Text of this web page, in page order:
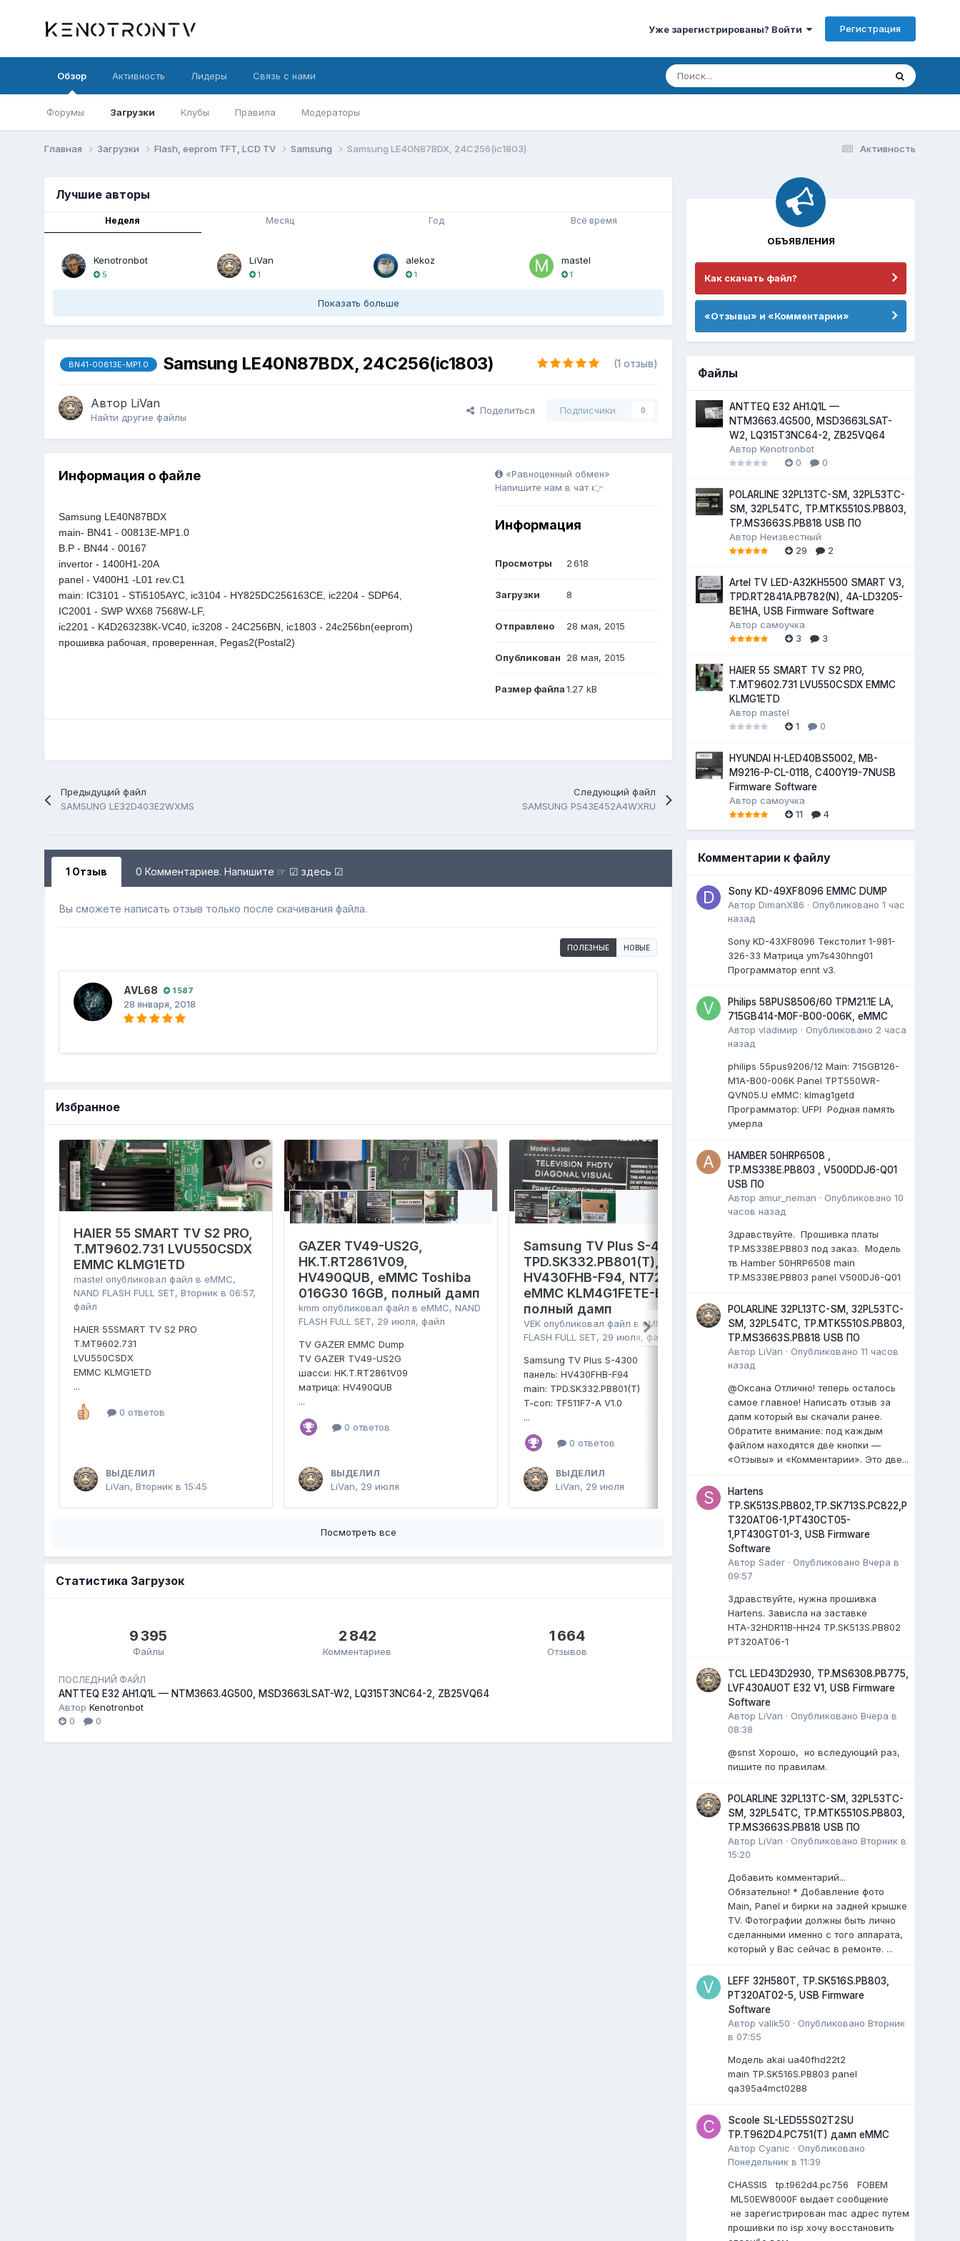
Уже зарегистрированы? Войти Регистрация
Обзор
Форумы Загрузки Клубы Правила Модераторы
Активность Лидеры Связь с нами
Активность
Главная Загрузки Flash, eeprom TFT, LCD TV Samsung Samsung LE40N87BDX, 24C256(ic1803)
Лучшие авторы
Неделя Месяц Год Всё время
Kenotronbot
5
LiVan
1
alekoz
1
mastel
1
Показать больше
BN41-00813E-MP1.0 Samsung LE40N87BDX, 24C256(ic1803) (1 отзыв)
Автор LiVan
Найти другие файлы
Поделиться Подписчики 0
Информация о файле
Samsung LE40N87BDX
main- BN41 - 00813E-MP1.0
B.P - BN44 - 00167
invertor - 1400H1-20A
panel - V400H1 -L01 rev.C1
main: IC3101 - STi5105AYC, ic3104 - HY825DC256163CE, ic2204 - SDP64,
IC2001 - SWP WX68 7568W-LF,
ic2201 - K4D263238K-VC40, ic3208 - 24C256BN, ic1803 - 24c256bn(eeprom)
прошивка рабочая, проверенная, Pegas2(Postal2)
«Равноценный обмен»
Напишите нам в чат 👉
Информация
Просмотры 2 618
Загрузки 8
Отправлено 28 мая, 2015
Опубликован 28 мая, 2015
Размер файла1.27 kB
Предыдущий файл
SAMSUNG LE32D403E2WXMS
Следующий файл
SAMSUNG PS43E452A4WXRU
1 Отзыв 0 Комментариев. Напишите ☞ ☑ здесь ☑
Вы сможете написать отзыв только после скачивания файла.
ПОЛЕЗНЫЕ НОВЫЕ
AVL68 1 587
28 января, 2018
Избранное
HAIER 55 SMART TV S2 PRO,
T.MT9602.731 LVU550CSDX
EMMC KLMG1ETD
mastel опубликовал файл в eMMC,
NAND FLASH FULL SET,Вторник в 06:57,
файл
HAIER 55SMART TV S2 PRO
T.MT9602.731
LVU550CSDX
EMMC KLMG1ETD
...
0 ответов
ВЫДЕЛИЛ
LiVan,Вторник в 15:45
GAZER TV49-US2G,
HK.T.RT2861V09,
HV490QUB, eMMC Toshiba
016G30 16GB, полный дамп
kmm опубликовал файл в eMMC, NAND
FLASH FULL SET, 29 июля, файл
TV GAZER EMMC Dump
TV GAZER TV49-US2G
шасси: HK.T.RT2861V09
матрица: HV490QUB
...
0 ответов
ВЫДЕЛИЛ
LiVan, 29 июля
Samsung TV Plus S-4300,
TPD.SK332.PB801(T),
HV430FHB-F94, NT72690,
eMMC KLM4G1FETE-B041,
полный дамп
VEK опубликовал файл в eMMC, NAND
FLASH FULL SET, 29 июля, файл
Samsung TV Plus S-4300
панель: HV430FHB-F94
main: TPD.SK332.PB801(T)
T-con: TF511F7-A V1.0
...
0 ответов
ВЫДЕЛИЛ
LiVan, 29 июля
LEFF 50U540S,
TP.SK706S.PC822. Damp
eMMC.
NAND FLASH FULL SET ,17 июля, файл
LEFF 50U540S Яндекс ТВ.
Main: TP.SK706S.PC822
Cpu: MT9632EAATDB
Panel: CC500PV5D
...
Посмотреть все
Статистика Загрузок
9 395
Файлы
2 842
Комментариев
1 664
Отзывов
ПОСЛЕДНИЙ ФАЙЛ
ANTTEQ E32 AH1.Q1L — NTM3663.4G500, MSD3663LSAT-W2, LQ315T3NC64-2, ZB25VQ64
АвторKenotronbot
0
0
ОБЪЯВЛЕНИЯ
Как скачать файл?
«Отзывы» и «Комментарии»
Файлы
ANTTEQ E32 AH1.Q1L —
NTM3663.4G500, MSD3663LSAT-
W2, LQ315T3NC64-2, ZB25VQ64
АвторKenotronbot
0
0
POLARLINE 32PL13TC-SM, 32PL53TC-
SM, 32PL54TC, TP.MTK5510S.PB803,
TP.MS3663S.PB818 USB ПО
АвторНеизвестный
29
2
Artel TV LED-A32KH5500 SMART V3,
TPD.RT2841A.PB782(N), 4A-LD3205-
BE1HA, USB Firmware Software
Автор самоучка
3
3
HAIER 55 SMART TV S2 PRO,
T.MT9602.731 LVU550CSDX EMMC
KLMG1ETD
Авторmastel
1
0
HYUNDAI H-LED40BS5002, MB-
M9216-P-CL-0118, C400Y19-7NUSB
Firmware Software
Автор самоучка
11
4
Комментарии к файлу
Sony KD-49XF8096 EMMC DUMP
АвторDimanX86 · Опубликовано1 час
назад
Sony KD-43XF8096 Текстолит 1-981-
326-33 Матрица ym7s430hng01
Программатор ennt v3.
Philips 58PUS8506/60 TPM21.1E LA,
715GB414-M0F-B00-006K, eMMC
Авторvladiмир · Опубликовано 2 часа
назад
philips 55pus9206/12 Мain: 715GB126-
M1A-B00-006K Panel TPT550WR-
QVN05.U eMMC: klmag1getd
Программатор: UFPI Родная память
умерла
HAMBER 50HRP6508 ,
TP.MS338E.PB803 , V500DDJ6-Q01
USB ПО
Автор amur_neman · Опубликовано10
часов назад
Здравствуйте. Прошивка платы
TP.MS338E.PB803 под заказ. Модель
тв Hamber 50HRP6508 main
TP.MS338E.PB803 panel V500DJ6-Q01
POLARLINE 32PL13TC-SM, 32PL53TC-
SM, 32PL54TC, TP.MTK5510S.PB803,
TP.MS3663S.PB818 USB ПО
АвторLiVan · Опубликовано11 часов
назад
@Оксана Отлично! теперь осталось
самое главное! Написать отзыв за
дапм который вы скачали ранее.
Обратите внимание: под каждым
файлом находятся две кнопки —
«Отзывы» и «Комментарии». Это две...
Hartens
TP.SK513S.PB802,TP.SK713S.PC822,P
T320AT06-1,PT430CT05-
1,PT430GT01-3, USB Firmware
Software
АвторSader · ОпубликованоВчера в
09:57
Здравствуйте, нужна прошивка
Hartens. Зависла на заставке
HTA‑32HDR11B‑HH24 TP.SK513S.PB802
PT320AT06-1
TCL LED43D2930, TP.MS6308.PB775,
LVF430AUOT E32 V1, USB Firmware
Software
АвторLiVan · ОпубликованоВчера в
08:38
@snst Хорошо, но вследующий раз,
пишите по правилам.
POLARLINE 32PL13TC-SM, 32PL53TC-
SM, 32PL54TC, TP.MTK5510S.PB803,
TP.MS3663S.PB818 USB ПО
АвторLiVan · ОпубликованоВторник в
15:20
Добавить комментарий...
Обязательно! * Добавление фото
Main, Panel и бирки на задней крышке
TV. Фотографии должны быть лично
сделанными именно с того аппарата,
который у Вас сейчас в ремонте. ...
LEFF 32H580T, TP.SK516S.PB803,
PT320AT02-5, USB Firmware
Software
Авторvalik50 · ОпубликованоВторник
в 07:55
Модель akai ua40fhd22t2
main TP.SK516S.PB803 panel
qa395a4mct0288
Scoole SL-LED55S02T2SU
TP.T962D4.PC751(T) дамп eMMC
Автор Cyanic · Опубликовано
Понедельник в 11:39
CHASSIS tp.t962d4.pc756 FOBEM
ML50EW8000F выдает сообщение
не зарегистрирован mac адрес путем
прошивки по isp хочу восстановить